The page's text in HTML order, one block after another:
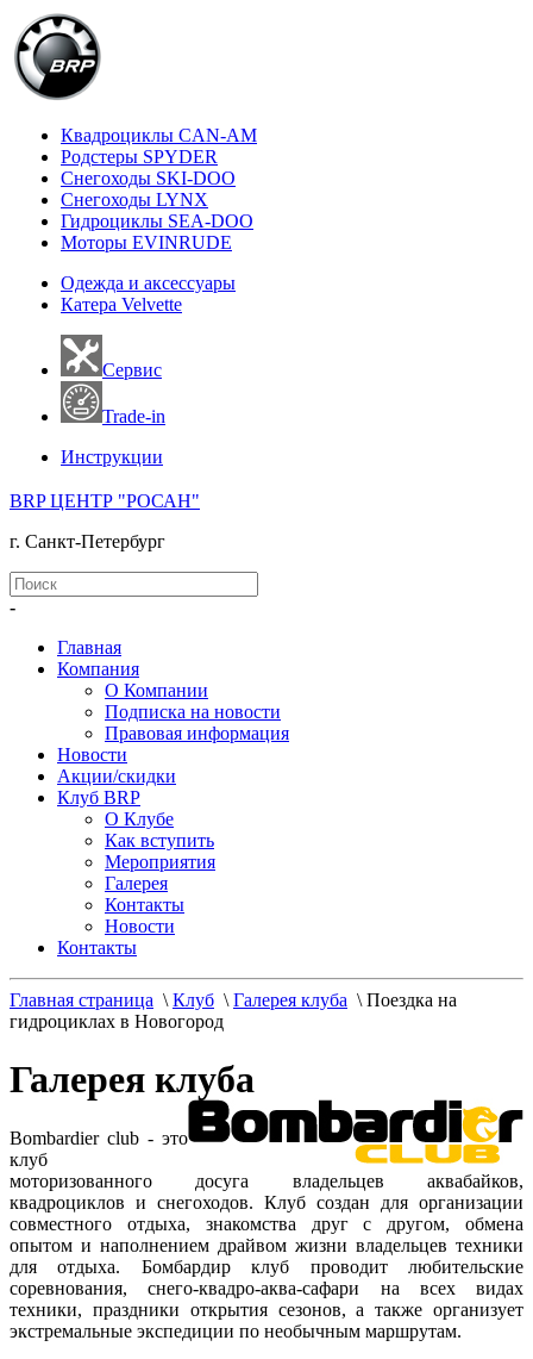
Квадроциклы CAN-AM
Родстеры SPYDER
Снегоходы SKI-DOO
Снегоходы LYNX
Гидроциклы SEA-DOO
Моторы EVINRUDE
Одежда и аксессуары
Катера Velvette
Сервис
Trade-in
Инструкции
BRP ЦЕНТР "РОСАН"
г. Санкт-Петербург
-
Главная
Компания
О Компании
Подписка на новости
Правовая информация
Новости
Акции/скидки
Клуб BRP
О Клубе
Как вступить
Мероприятия
Галерея
Контакты
Новости
Контакты
Главная страница \ Клуб \ Галерея клуба \ Поездка на
гидроциклах в Новогород
Галерея клуба
Bombardier club - это
клуб
моторизованного досуга владельцев аквабайков,
квадроциклов и снегоходов. Клуб создан для организации
совместного отдыха, знакомства друг с другом, обмена
опытом и наполнением драйвом жизни владельцев техники
для отдыха. Бомбардир клуб проводит любительские
соревнования, снего-квадро-аква-сафари на всех видах
техники, праздники открытия сезонов, а также организует
экстремальные экспедиции по необычным маршрутам.